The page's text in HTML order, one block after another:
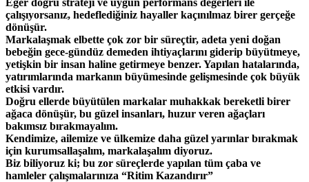
çalışıyorsanız, hedeflediğiniz hayaller kaçınılmaz birer gerçeğe
dönüşür.
Markalaşmak elbette çok zor bir süreçtir, adeta yeni doğan
bebeğin gece-gündüz demeden ihtiyaçlarını giderip büyütmeye,
yetişkin bir insan haline getirmeye benzer. Yapılan hatalarında,
yatırımlarında markanın büyümesinde gelişmesinde çok büyük
etkisi vardır.
Doğru ellerde büyütülen markalar muhakkak bereketli birer
ağaca dönüşür, bu güzel insanları, huzur veren ağaçları
bakımsız bırakmayalım.
Kendimize, ailemize ve ülkemize daha güzel yarınlar bırakmak
için kurumsallaşalım, markalaşalım diyoruz.
Biz biliyoruz ki; bu zor süreçlerde yapılan tüm çaba ve
hamleler çalışmalarınıza “Ritim Kazandırır”